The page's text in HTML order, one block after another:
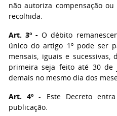
não autoriza compensação
recolhida.
Art. 3º - O débito
único do artigo 1º pode ser
mensais, iguais e
primeira seja feito até 30 de
demais no mesmo dia dos
Art. 4º - Este Decreto
publicação.